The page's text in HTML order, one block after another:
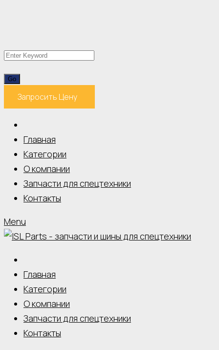
Запросить Цену
Главная
Категории
О компании
Запчасти для спецтехники
Контакты
Menu
Главная
Категории
О компании
Запчасти для спецтехники
Контакты